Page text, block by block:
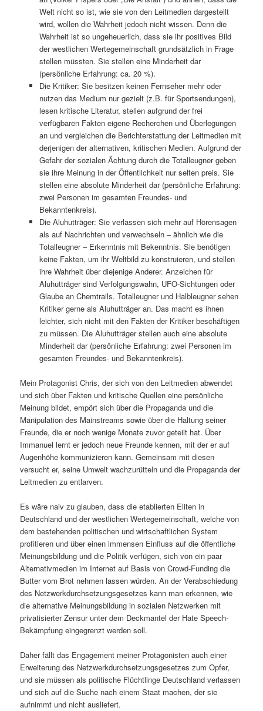
Welt nicht so ist, wie sie von den Leitmedien dargestellt
wird, wollen die Wahrheit jedoch nicht wissen. Denn die
Wahrheit ist so ungeheuerlich, dass sie ihr positives Bild
der westlichen Wertegemeinschaft grundsätzlich in Frage
stellen müssten. Sie stellen eine Minderheit dar
(persönliche Erfahrung: ca. 20 %).
Die Kritiker: Sie besitzen keinen Fernseher mehr oder
nutzen das Medium nur gezielt (z.B. für Sportsendungen),
lesen kritische Literatur, stellen aufgrund der frei
verfügbaren Fakten eigene Recherchen und Überlegungen
an und vergleichen die Berichterstattung der Leitmedien mit
derjenigen der alternativen, kritischen Medien. Aufgrund der
Gefahr der sozialen Ächtung durch die Totalleugner geben
sie ihre Meinung in der Öffentlichkeit nur selten preis. Sie
stellen eine absolute Minderheit dar (persönliche Erfahrung:
zwei Personen im gesamten Freundes- und
Bekanntenkreis).
Die Aluhutträger: Sie verlassen sich mehr auf Hörensagen
als auf Nachrichten und verwechseln – ähnlich wie die
Totalleugner – Erkenntnis mit Bekenntnis. Sie benötigen
keine Fakten, um ihr Weltbild zu konstruieren, und stellen
ihre Wahrheit über diejenige Anderer. Anzeichen für
Aluhutträger sind Verfolgungswahn, UFO-Sichtungen oder
Glaube an Chemtrails. Totalleugner und Halbleugner sehen
Kritiker gerne als Aluhutträger an. Das macht es ihnen
leichter, sich nicht mit den Fakten der Kritiker beschäftigen
zu müssen. Die Aluhutträger stellen auch eine absolute
Minderheit dar (persönliche Erfahrung: zwei Personen im
gesamten Freundes- und Bekanntenkreis).
Mein Protagonist Chris, der sich von den Leitmedien abwendet
und sich über Fakten und kritische Quellen eine persönliche
Meinung bildet, empört sich über die Propaganda und die
Manipulation des Mainstreams sowie über die Haltung seiner
Freunde, die er noch wenige Monate zuvor geteilt hat. Über
Immanuel lernt er jedoch neue Freunde kennen, mit der er auf
Augenhöhe kommunizieren kann. Gemeinsam mit diesen
versucht er, seine Umwelt wachzurütteln und die Propaganda der
Leitmedien zu entlarven.
Es wäre naiv zu glauben, dass die etablierten Eliten in
Deutschland und der westlichen Wertegemeinschaft, welche von
dem bestehenden politischen und wirtschaftlichen System
profitieren und über einen immensen Einfluss auf die öffentliche
Meinungsbildung und die Politik verfügen, sich von ein paar
Alternativmedien im Internet auf Basis von Crowd-Funding die
Butter vom Brot nehmen lassen würden. An der Verabschiedung
des Netzwerkdurchsetzungsgesetzes kann man erkennen, wie
die alternative Meinungsbildung in sozialen Netzwerken mit
privatisierter Zensur unter dem Deckmantel der Hate Speech-
Bekämpfung eingegrenzt werden soll.
Daher fällt das Engagement meiner Protagonisten auch einer
Erweiterung des Netzwerkdurchsetzungsgesetzes zum Opfer,
und sie müssen als politische Flüchtlinge Deutschland verlassen
und sich auf die Suche nach einem Staat machen, der sie
aufnimmt und nicht ausliefert.